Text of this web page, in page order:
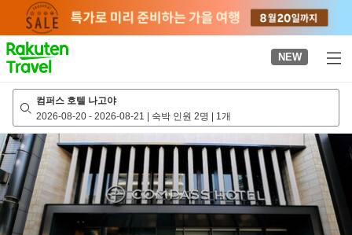
page
NEW
컴퍼스 호텔 나고야
2026-08-20 - 2026-08-21 | 숙박 인원 2명 | 1개